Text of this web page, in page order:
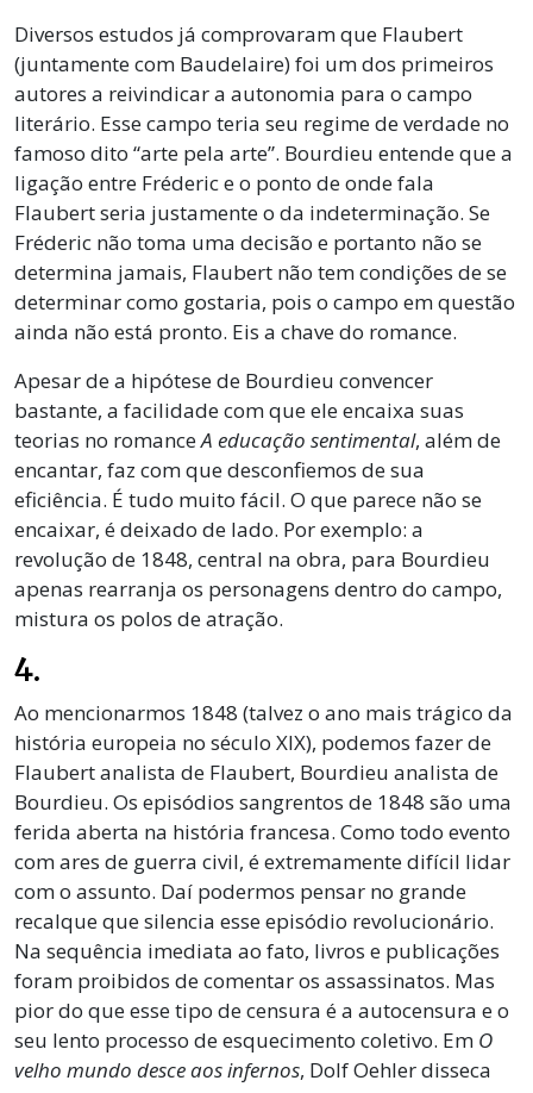
Diversos estudos já comprovaram que Flaubert
(juntamente com Baudelaire) foi um dos primeiros
autores a reivindicar a autonomia para o campo
literário. Esse campo teria seu regime de verdade no
famoso dito “arte pela arte”. Bourdieu entende que a
ligação entre Fréderic e o ponto de onde fala
Flaubert seria justamente o da indeterminação. Se
Fréderic não toma uma decisão e portanto não se
determina jamais, Flaubert não tem condições de se
determinar como gostaria, pois o campo em questão
ainda não está pronto. Eis a chave do romance.
Apesar de a hipótese de Bourdieu convencer
bastante, a facilidade com que ele encaixa suas
teorias no romanceA educação sentimental, além de
encantar, faz com que desconfiemos de sua
eficiência. É tudo muito fácil. O que parece não se
encaixar, é deixado de lado. Por exemplo: a
revolução de 1848, central na obra, para Bourdieu
apenas rearranja os personagens dentro do campo,
mistura os polos de atração.
4.
Ao mencionarmos 1848 (talvez o ano mais trágico da
história europeia no século XIX), podemos fazer de
Flaubert analista de Flaubert, Bourdieu analista de
Bourdieu. Os episódios sangrentos de 1848 são uma
ferida aberta na história francesa. Como todo evento
com ares de guerra civil, é extremamente difícil lidar
com o assunto. Daí podermos pensar no grande
recalque que silencia esse episódio revolucionário.
Na sequência imediata ao fato, livros e publicações
foram proibidos de comentar os assassinatos. Mas
pior do que esse tipo de censura é a autocensura e o
seu lento processo de esquecimento coletivo. Em O
velho mundo desce aos infernos, Dolf Oehler disseca